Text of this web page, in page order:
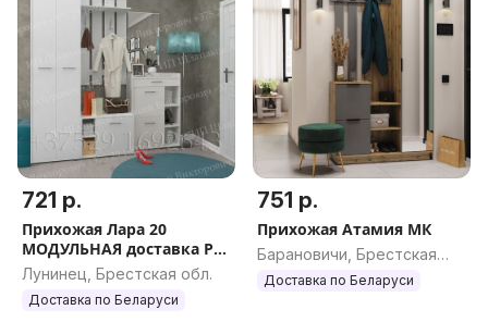
721 р.
Прихожая Лара 20
МОДУЛЬНАЯ доставка РБ
рассрочка
Лунинец, Брестская обл.
Доставка по Беларуси
751 р.
Прихожая Атамия МК
Барановичи, Брестская
обл.
Доставка по Беларуси